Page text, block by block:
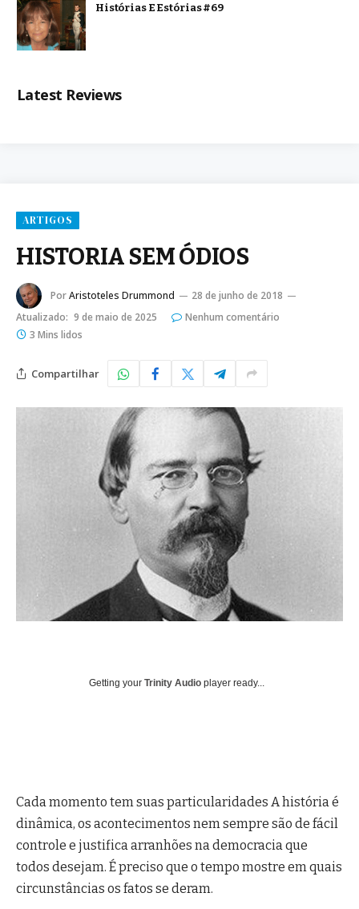
Histórias E Estórias #69
Latest Reviews
ARTIGOS
HISTORIA SEM ÓDIOS
PorAristoteles Drummond
28 de junho de 2018
Atualizado: 9 de maio de 2025
Nenhum comentário
3 Mins lidos
Compartilhar
Getting your Trinity Audio player ready...
Cada momento tem suas particularidades A história é
dinâmica, os acontecimentos nem sempre são de fácil
controle e justifica arranhões na democracia que
todos desejam. É preciso que o tempo mostre em quais
circunstâncias os fatos se deram.